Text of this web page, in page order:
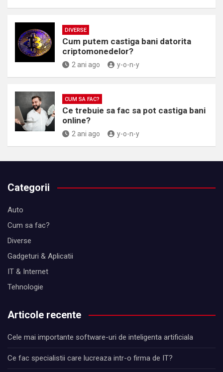
DIVERSE
Cum putem castiga bani datorita
criptomonedelor?
2 ani ago y-o-n-y
CUM SA FAC?
Ce trebuie sa fac sa pot castiga bani
online?
2 ani ago y-o-n-y
Categorii
Auto
Cum sa fac?
Diverse
Gadgeturi & Aplicatii
IT & Internet
Tehnologie
Articole recente
Cele mai importante software-uri de inteligenta artificiala
Ce fac specialistii care lucreaza intr-o firma de IT?